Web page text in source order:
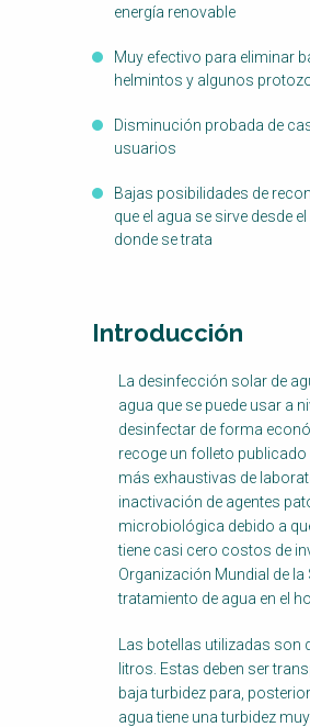
energía renovable
Muy efectivo para eliminar
helmintos y algunos
Disminución probada de
usuarios
Bajas posibilidades de
que el agua se sirve desde
donde se trata
Introducción
Factsheet
Block
Body
La desinfección solar de
agua que se puede usar a
desinfectar de forma
recoge un folleto publicado
más exhaustivas de
inactivación de agentes
microbiológica debido a
tiene casi cero costos de
Organización Mundial de
tratamiento de agua en el
Las botellas utilizadas son
litros. Estas deben ser
baja turbidez para,
agua tiene una turbidez